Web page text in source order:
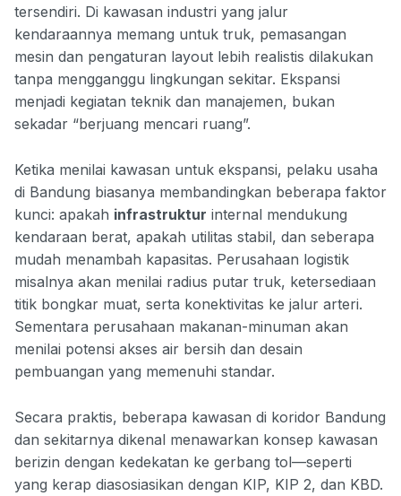
tersendiri. Di kawasan industri yang jalur
kendaraannya memang untuk truk, pemasangan
mesin dan pengaturan layout lebih realistis dilakukan
tanpa mengganggu lingkungan sekitar. Ekspansi
menjadi kegiatan teknik dan manajemen, bukan
sekadar “berjuang mencari ruang”.
Ketika menilai kawasan untuk ekspansi, pelaku usaha
di Bandung biasanya membandingkan beberapa faktor
kunci: apakah infrastruktur internal mendukung
kendaraan berat, apakah utilitas stabil, dan seberapa
mudah menambah kapasitas. Perusahaan logistik
misalnya akan menilai radius putar truk, ketersediaan
titik bongkar muat, serta konektivitas ke jalur arteri.
Sementara perusahaan makanan-minuman akan
menilai potensi akses air bersih dan desain
pembuangan yang memenuhi standar.
Secara praktis, beberapa kawasan di koridor Bandung
dan sekitarnya dikenal menawarkan konsep kawasan
berizin dengan kedekatan ke gerbang tol—seperti
yang kerap diasosiasikan dengan KIP, KIP 2, dan KBD.